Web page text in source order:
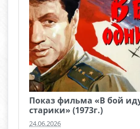
Показ фильма «В бой
старики» (1973г.)
24.06.2026